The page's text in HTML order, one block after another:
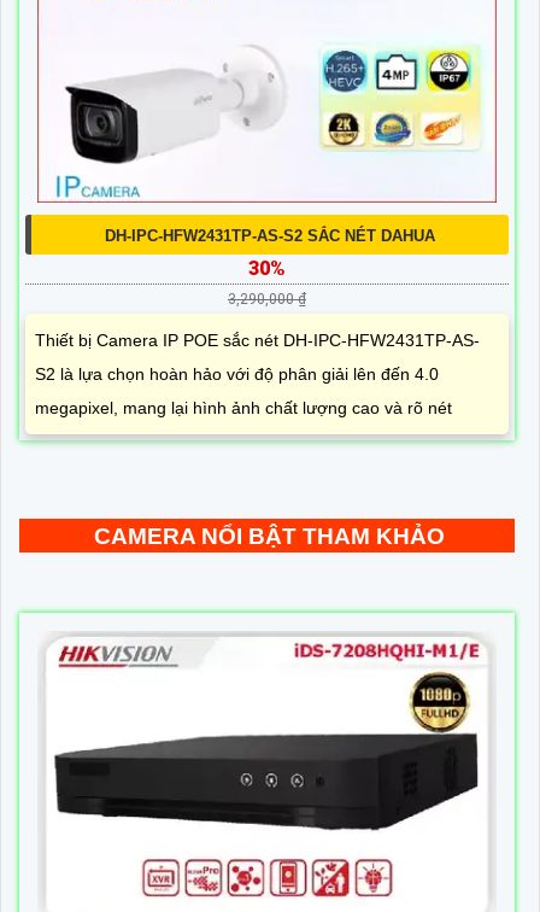
DH-IPC-HFW2431TP-AS-S2 SẮC NÉT DAHUA
30%
3,290,000 ₫
Thiết bị Camera IP POE sắc nét DH-IPC-HFW2431TP-AS-
S2 là lựa chọn hoàn hảo với độ phân giải lên đến 4.0
megapixel, mang lại hình ảnh chất lượng cao và rõ nét
CAMERA NỔI BẬT THAM KHẢO